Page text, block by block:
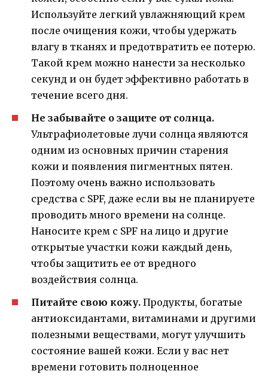
Используйте легкий увлажняющий крем
после очищения кожи, чтобы удержать
влагу в тканях и предотвратить ее потерю.
Такой крем можно нанести за несколько
секунд и он будет эффективно работать в
течение всего дня.
Не забывайте о защите от солнца.
Ультрафиолетовые лучи солнца являются
одним из основных причин старения
кожи и появления пигментных пятен.
Поэтому очень важно использовать
средства с SPF, даже если вы не планируете
проводить много времени на солнце.
Наносите крем с SPF на лицо и другие
открытые участки кожи каждый день,
чтобы защитить ее от вредного
воздействия солнца.
Питайте свою кожу. Продукты, богатые
антиоксидантами, витаминами и другими
полезными веществами, могут улучшить
состояние вашей кожи. Если у вас нет
времени готовить полноценное